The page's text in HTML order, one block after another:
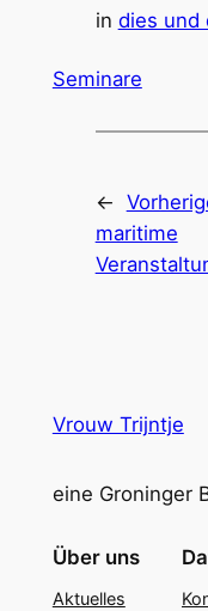
in dies und
Seminare
←
maritime
Vrouw Trijntje
eine Groninger
Über uns
Aktuelles